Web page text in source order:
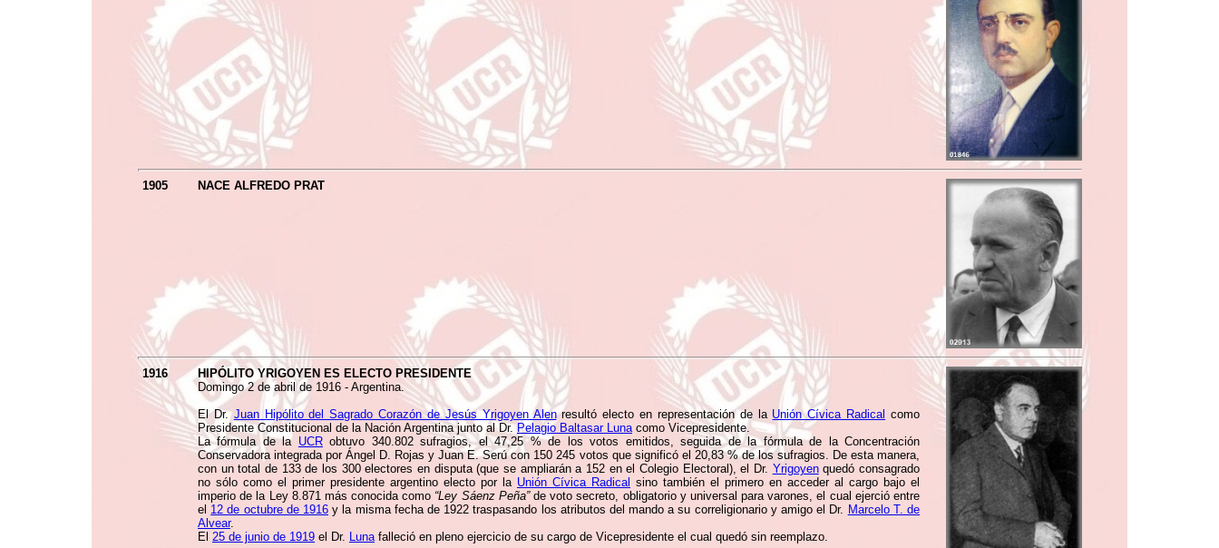
1905 NACE ALFREDO PRAT
1916
HIPÓLITO YRIGOYEN ES ELECTO PRESIDENTE
Domingo 2 de abril de 1916 - Argentina.
El Dr. Juan Hipólito del Sagrado Corazón de Jesús Yrigoyen Alenresultó electo en representación de la Unión Cívica Radical como
Presidente Constitucional de la Nación Argentina junto al Dr. Pelagio Baltasar Lunacomo Vicepresidente.
La fórmula de la UCRobtuvo 340.802 sufragios, el 47,25 % de los votos emitidos, seguida de la fórmula de la Concentración
Conservadora integrada por Ángel D. Rojas y Juan E. Serú con 150 245 votos que significó el 20,83 % de los sufragios. De esta manera,
con un total de 133 de los 300 electores en disputa (que se ampliarán a 152 en el Colegio Electoral), el Dr. Yrigoyenquedó consagrado
no sólo como el primer presidente argentino electo por la Unión Cívica Radical sino también el primero en acceder al cargo bajo el
imperio de la Ley 8.871 más conocida como “Ley Sáenz Peña”de voto secreto, obligatorio y universal para varones, el cual ejerció entre
el 12 de octubre de 1916y la misma fecha de 1922 traspasando los atributos del mando a su correligionario y amigo el Dr. Marcelo T. de
Alvear.
El 25 de junio de 1919 el Dr. Lunafalleció en pleno ejercicio de su cargo de Vicepresidente el cual quedó sin reemplazo.